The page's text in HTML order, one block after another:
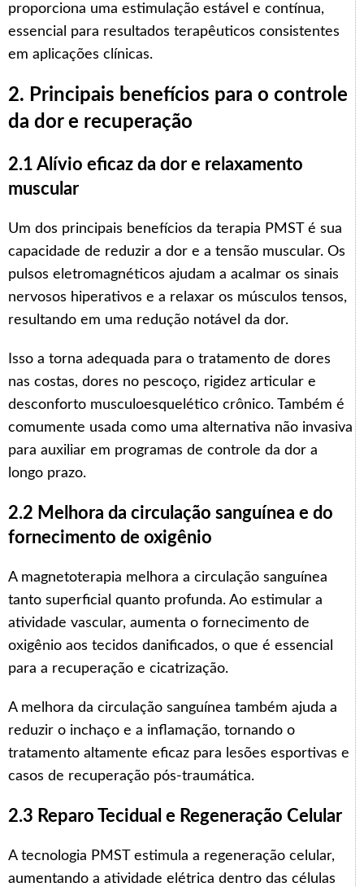
proporciona uma estimulação estável e contínua,
essencial para resultados terapêuticos consistentes
em aplicações clínicas.
2. Principais benefícios para o controle
da dor e recuperação
2.1 Alívio eficaz da dor e relaxamento
muscular
Um dos principais benefícios da terapia PMST é sua
capacidade de reduzir a dor e a tensão muscular. Os
pulsos eletromagnéticos ajudam a acalmar os sinais
nervosos hiperativos e a relaxar os músculos tensos,
resultando em uma redução notável da dor.
Isso a torna adequada para o tratamento de dores
nas costas, dores no pescoço, rigidez articular e
desconforto musculoesquelético crônico. Também é
comumente usada como uma alternativa não invasiva
para auxiliar em programas de controle da dor a
longo prazo.
2.2 Melhora da circulação sanguínea e do
fornecimento de oxigênio
A magnetoterapia melhora a circulação sanguínea
tanto superficial quanto profunda. Ao estimular a
atividade vascular, aumenta o fornecimento de
oxigênio aos tecidos danificados, o que é essencial
para a recuperação e cicatrização.
A melhora da circulação sanguínea também ajuda a
reduzir o inchaço e a inflamação, tornando o
tratamento altamente eficaz para lesões esportivas e
casos de recuperação pós-traumática.
2.3 Reparo Tecidual e Regeneração Celular
A tecnologia PMST estimula a regeneração celular,
aumentando a atividade elétrica dentro das células